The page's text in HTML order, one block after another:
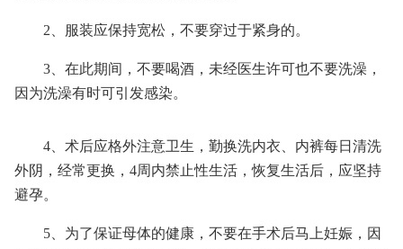
2、服装应保持宽松，不要穿过于紧身的。
3、在此期间，不要喝酒，未经医生许可也不要洗澡，
因为洗澡有时可引发感染。
4、术后应格外注意卫生，勤换洗内衣、内裤每日清洗
外阴，经常更换，4周内禁止性生活，恢复生活后，应坚持
避孕。
5、为了保证母体的健康，不要在手术后马上妊娠，因